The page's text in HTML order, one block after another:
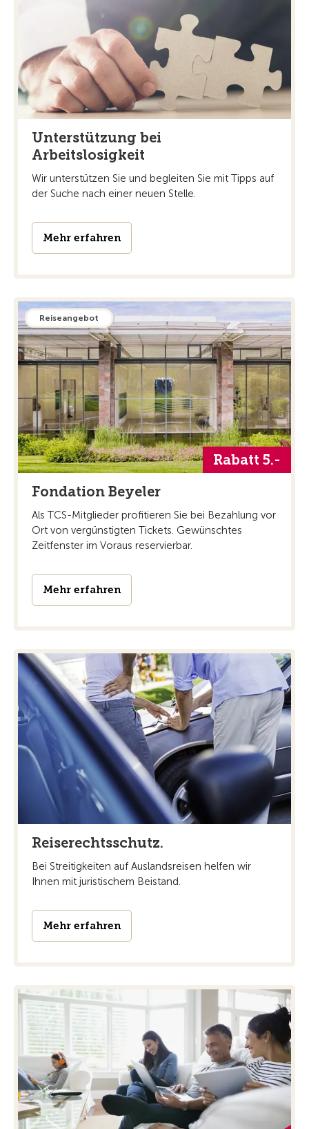
Unterstützung bei
Arbeitslosigkeit
Wir unterstützen Sie und begleiten Sie mit Tipps auf
der Suche nach einer neuen Stelle.
Mehr erfahren
Reiseangebot
Rabatt 5.-
Fondation Beyeler
Als TCS-Mitglieder profitieren Sie bei Bezahlung vor
Ort von vergünstigten Tickets. Gewünschtes
Zeitfenster im Voraus reservierbar.
Mehr erfahren
Reiserechtsschutz.
Bei Streitigkeiten auf Auslandsreisen helfen wir
Ihnen mit juristischem Beistand.
Mehr erfahren